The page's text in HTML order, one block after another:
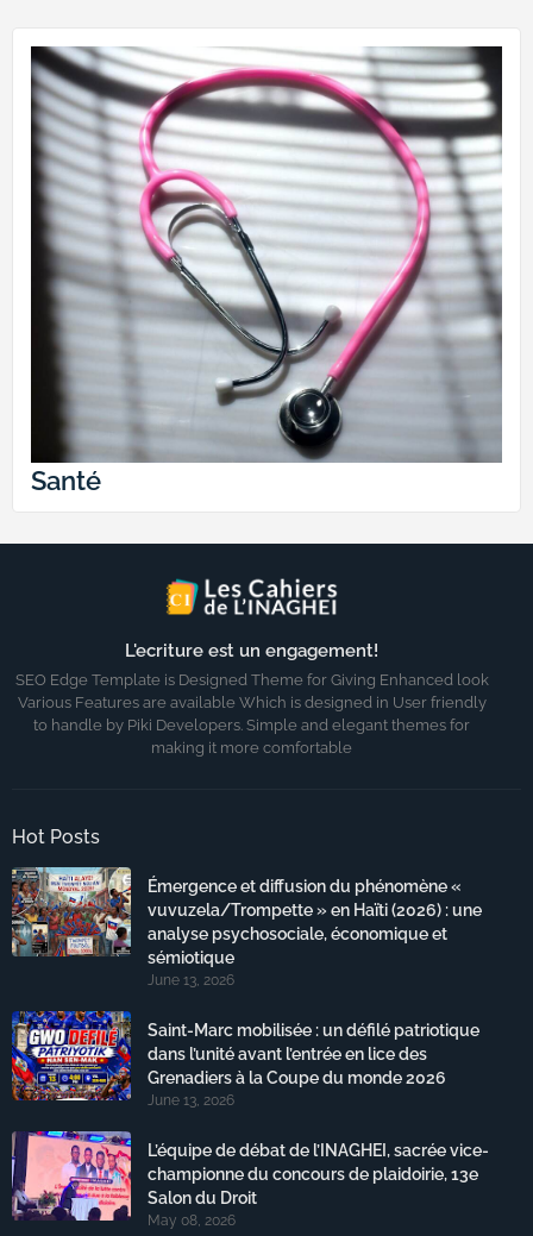
Santé
L'ecriture est un engagement!
SEO Edge Template is Designed Theme for Giving Enhanced look
Various Features are available Which is designed in User friendly
to handle by Piki Developers. Simple and elegant themes for
making it more comfortable
Hot Posts
Émergence et diffusion du phénomène «
vuvuzela/Trompette » en Haïti (2026) : une
analyse psychosociale, économique et
sémiotique
June 13, 2026
Saint-Marc mobilisée : un défilé patriotique
dans l’unité avant l’entrée en lice des
Grenadiers à la Coupe du monde 2026
June 13, 2026
L’équipe de débat de l’INAGHEI, sacrée vice-
championne du concours de plaidoirie, 13e
Salon du Droit
May 08, 2026